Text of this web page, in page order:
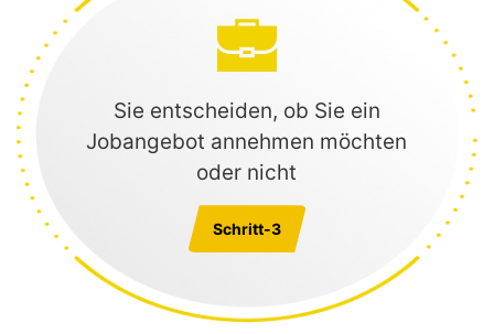
Sie entscheiden, ob Sie ein
Jobangebot annehmen möchten
oder nicht
Schritt-3